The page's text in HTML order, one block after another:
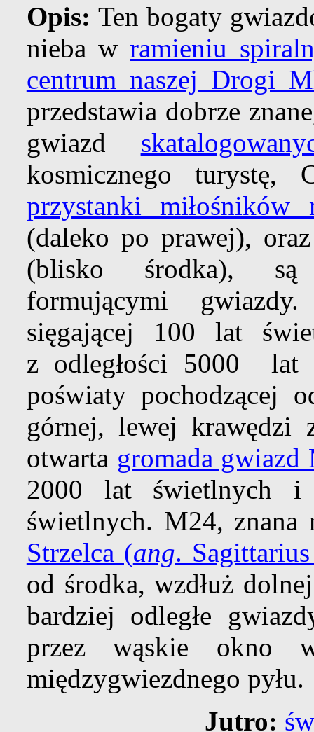
Opis: Ten bogaty
nieba wramieniu
centrum naszej Drogi
przedstawia dobrze
gwiazd
kosmicznego turystę,
przystanki miłośników
(daleko po prawej),
(blisko środka), są
formującymi
sięgającej 100 lat
z odległości 5000 lat
poświaty pochodzącej
górnej, lewej krawędzi
otwarta gromada gwiazd
2000 lat świetlnych
świetlnych. M24,
Strzelca (ang.
od środka, wzdłuż
bardziej odległe
przez wąskie
międzygwiezdnego pyłu.
Jutro: